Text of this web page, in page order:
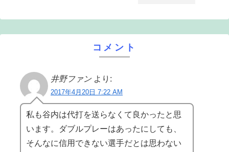
コメント
井野ファン より:
2017年4月20日 7:22 AM
私も谷内は代打を送らなくて良かったと思
います。ダブルプレーはあったにしても、
そんなに信用できない選手だとは思わない